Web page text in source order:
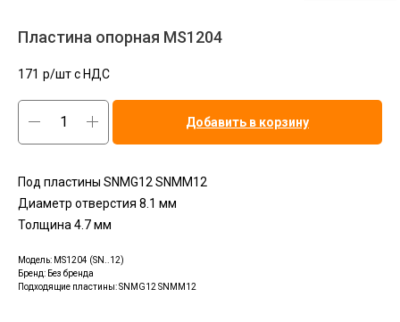
Пластина опорная MS1204
171 р/шт c НДС
Добавить в корзину
Под пластины SNMG12 SNMM12
Диаметр отверстия 8.1 мм
Толщина 4.7 мм
Модель: MS1204 (SN..12)
Бренд: Без бренда
Подходящие пластины: SNMG12 SNMM12